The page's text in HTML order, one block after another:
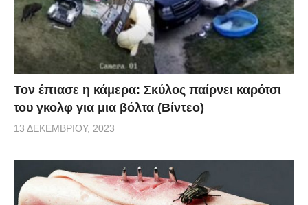
Τον έπιασε η κάμερα: Σκύλος παίρνει καρότσι
του γκολφ για μια βόλτα (Βίντεο)
13 ΔΕΚΕΜΒΡΊΟΥ, 2023